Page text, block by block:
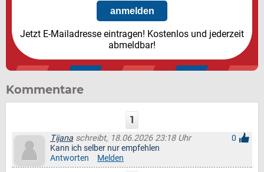
Jetzt E-Mailadresse eintragen! Kostenlos und jederzeit
abmeldbar!
Kommentare
1
Tijana schreibt, 18.06.2026 23:18 Uhr
0
Kann ich selber nur empfehlen
Antworten
Melden